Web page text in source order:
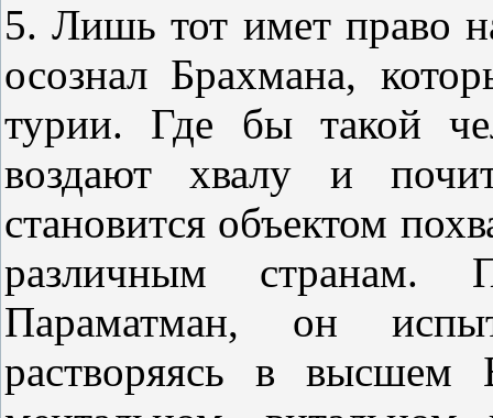
5. Лишь тот имет право
осознал Брахмана,
турии. Где бы такой
воздают хвалу и
становится объектом
различным странам.
Параматман, он
растворяясь в высшем